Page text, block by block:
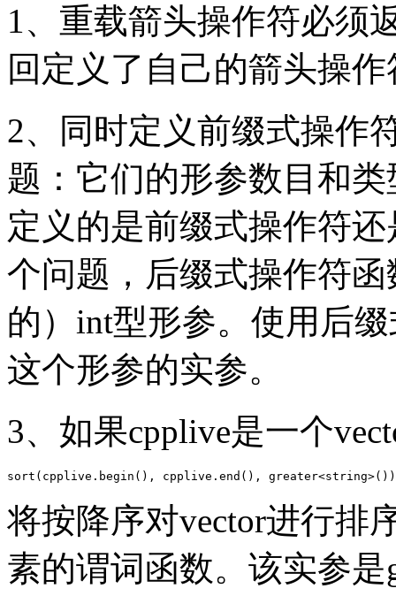
1、重载箭头操作符必须
回定义了自己的箭头操
2、同时定义前缀式操作
题：它们的形参数目和
定义的是前缀式操作符
个问题，后缀式操作符
的）int型形参。使用后
这个形参的实参。
3、如果cpplive是一个
将按降序对vector进行排
素的谓词函数。该实参是